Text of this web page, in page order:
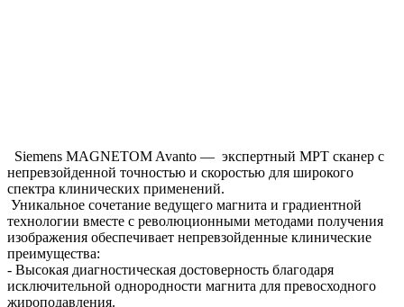
Siemens MAGNETOM Avanto — экспертный МРТ сканер с
непревзойденной точностью и скоростью для широкого
спектра клинических применений.
Уникальное сочетание ведущего магнита и градиентной
технологии вместе с революционными методами получения
изображения обеспечивает непревзойденные клинические
преимущества:
- Высокая диагностическая достоверность благодаря
исключительной однородности магнита для превосходного
жироподавления.